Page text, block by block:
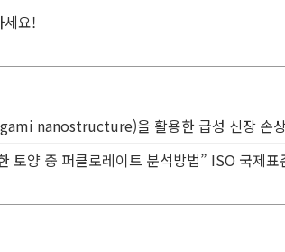
세요!
nanostructure)을 활용한 급성 신장 손
토양 중 퍼클로레이트 분석방법” ISO 국제표